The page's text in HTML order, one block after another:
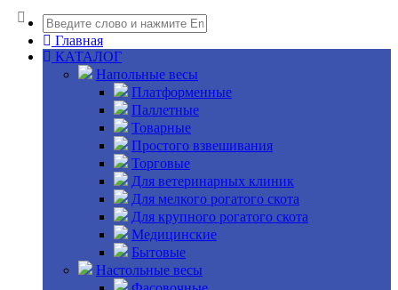
Главная
КАТАЛОГ
Напольные весы
Платформенные
Паллетные
Товарные
Простого взвешивания
Торговые
Для ветеринарных клиник
Для мелкого рогатого скота
Для крупного рогатого скота
Медицинские
Бытовые
Настольные весы